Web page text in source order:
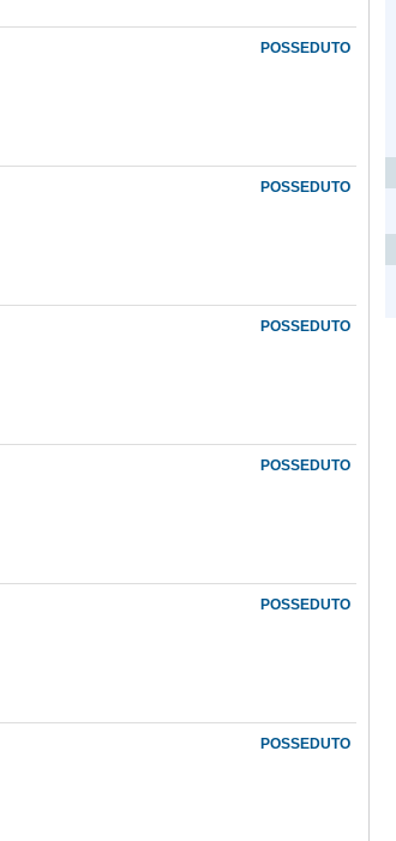
POSSEDUTO
POSSEDUTO
POSSEDUTO
POSSEDUTO
POSSEDUTO
POSSEDUTO